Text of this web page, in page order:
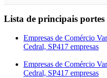
Lista de principais portes
Empresas de Comércio
Cedral, SP417 empresas
Empresas de Comércio
Cedral, SP417 empresas